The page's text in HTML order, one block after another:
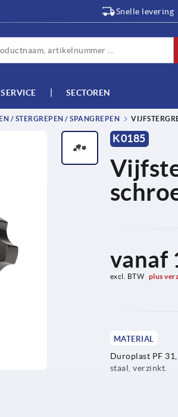
Snelle levering
SERVICE SECTOREN
/ STERGREPEN / SPANGREPEN
K0185
vanaf
excl. BTW plus
MATERIAL
Duroplast PF
staal, verzinkt.